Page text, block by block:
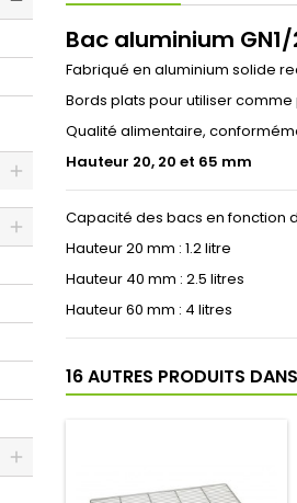
Bac aluminium
Fabriqué en aluminium solide
Bords plats pour utiliser
Qualité alimentaire,
Hauteur 20, 20 et 65 mm
Capacité des bacs en fonction
Hauteur 20 mm : 1.2 litre
Hauteur 40 mm : 2.5 litres
Hauteur 60 mm : 4 litres
16 AUTRES PRODUITS